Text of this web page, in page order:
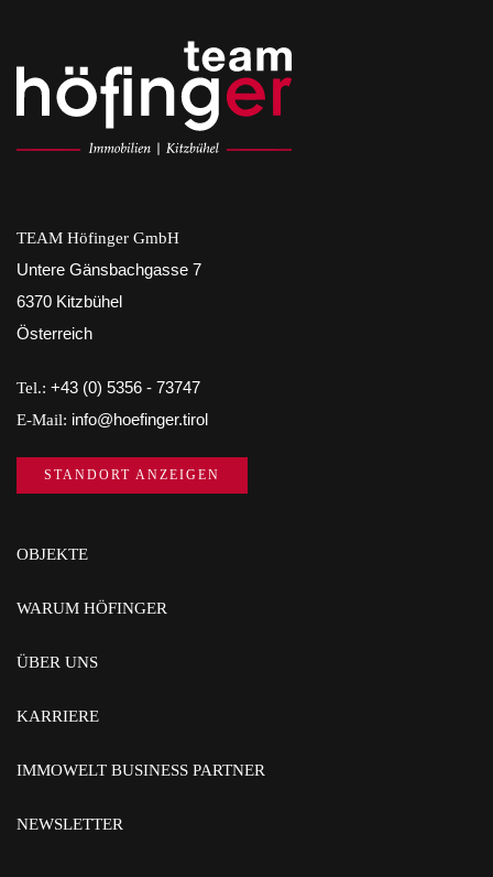
TEAM Höfinger GmbH
Untere Gänsbachgasse 7
6370 Kitzbühel
Österreich
Tel.: +43 (0) 5356 - 73747
E-Mail: info@hoefinger.tirol
STANDORT ANZEIGEN
OBJEKTE
WARUM HÖFINGER
ÜBER UNS
KARRIERE
IMMOWELT BUSINESS PARTNER
NEWSLETTER